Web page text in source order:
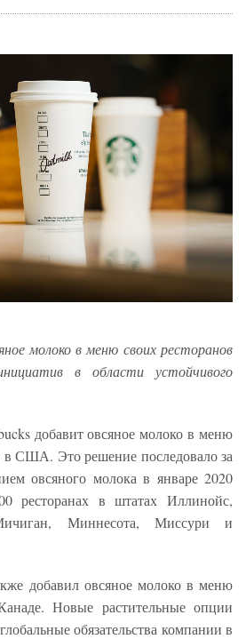
молоко в меню своих ресторанов
в области устойчивого
добавит овсяное молоко в меню
в США. Это решение последовало за
овсяного молока в январе 2020
ресторанах в штатах Иллинойс,
Миннесота, Миссури и
добавил овсяное молоко в меню
Новые растительные опции
обязательства компании в